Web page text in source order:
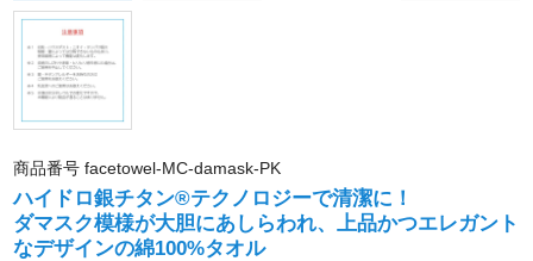
商品番号 facetowel-MC-damask-PK
ハイドロ銀チタン®テクノロジーで清潔に！
ダマスク模様が大胆にあしらわれ、上品かつエレガント
なデザインの綿100%タオル